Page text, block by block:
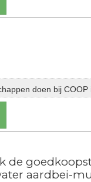
doen bij
de
aardbei-